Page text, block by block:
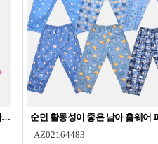
마 0682et순면 활동성이 좋은 남아 홈웨어
AZ02164483